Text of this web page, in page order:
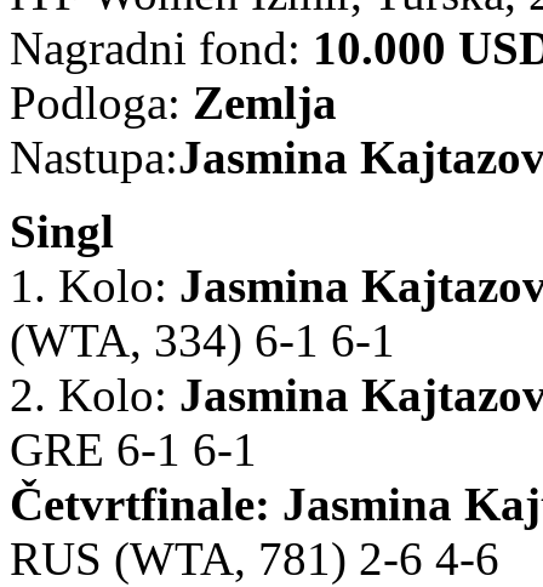
Nagradni fond: 10.000
Podloga: Zemlja
Nastupa:Jasmina
Singl
1. Kolo: Jasmina
(WTA, 334) 6-1 6-1
2. Kolo: Jasmina
GRE 6-1 6-1
Četvrtfinale: Jasmina
RUS (WTA, 781) 2-6 4-6